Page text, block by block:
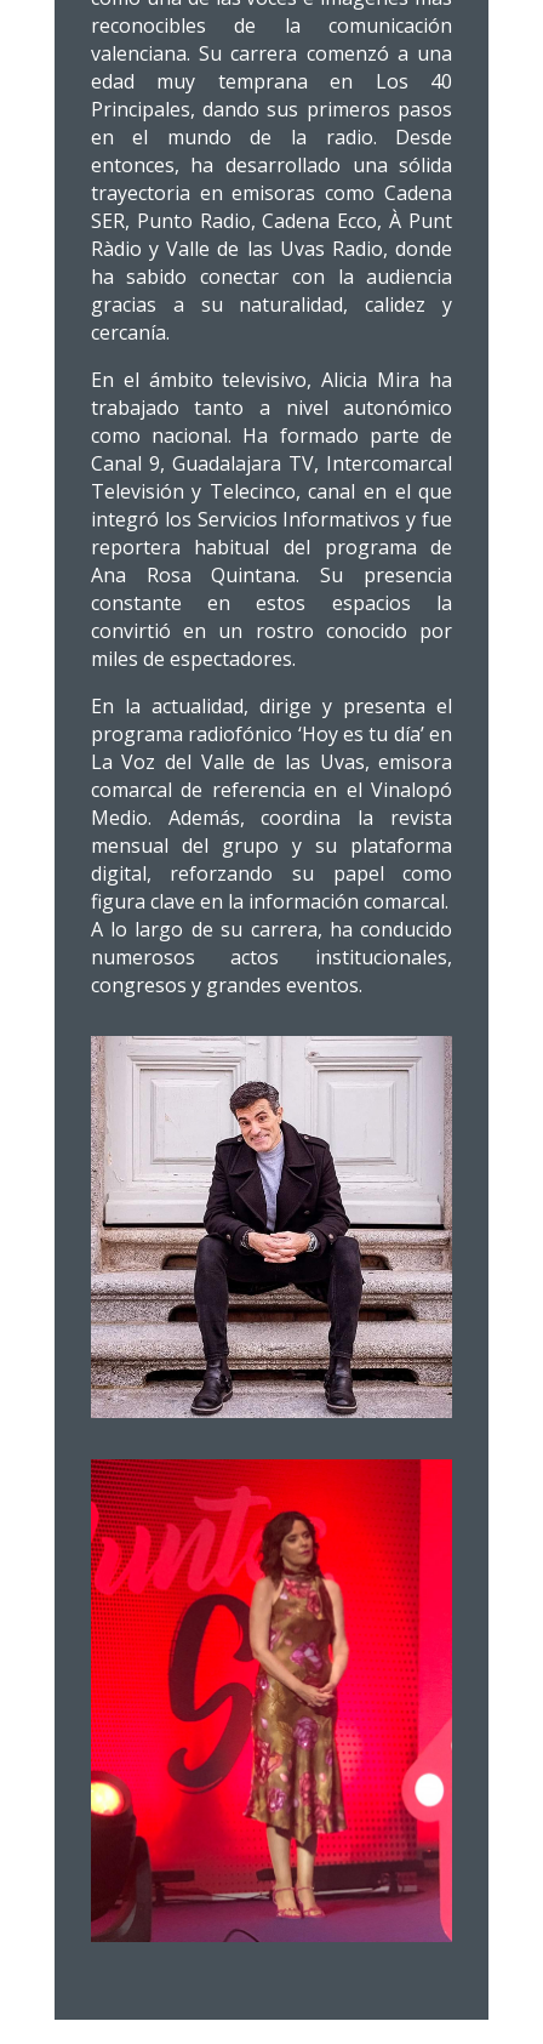
reconocibles de la comunicación
valenciana. Su carrera comenzó a una
edad muy temprana en Los 40
Principales, dando sus primeros pasos
en el mundo de la radio. Desde
entonces, ha desarrollado una sólida
trayectoria en emisoras como Cadena
SER, Punto Radio, Cadena Ecco, À Punt
Ràdio y Valle de las Uvas Radio, donde
ha sabido conectar con la audiencia
gracias a su naturalidad, calidez y
cercanía.
En el ámbito televisivo, Alicia Mira ha
trabajado tanto a nivel autonómico
como nacional. Ha formado parte de
Canal 9, Guadalajara TV, Intercomarcal
Televisión y Telecinco, canal en el que
integró los Servicios Informativos y fue
reportera habitual del programa de
Ana Rosa Quintana. Su presencia
constante en estos espacios la
convirtió en un rostro conocido por
miles de espectadores.
En la actualidad, dirige y presenta el
programa radiofónico ‘Hoy es tu día’ en
La Voz del Valle de las Uvas, emisora
comarcal de referencia en el Vinalopó
Medio. Además, coordina la revista
mensual del grupo y su plataforma
digital, reforzando su papel como
figura clave en la información comarcal.
A lo largo de su carrera, ha conducido
numerosos actos institucionales,
congresos y grandes eventos.